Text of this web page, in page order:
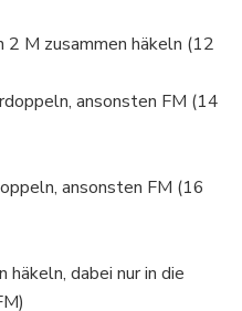
2 M zusammen häkeln (12
ansonsten FM (14
ansonsten FM (16
häkeln, dabei nur in die